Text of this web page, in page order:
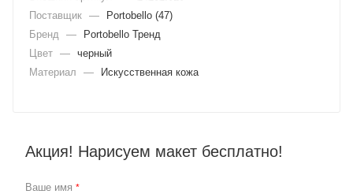
Поставщик —
Portobello (47)
Бренд
—
Portobello Тренд
Цвет — черный
Материал
— Искусственная кожа
Акция! Нарисуем макет бесплатно!
Ваше имя *